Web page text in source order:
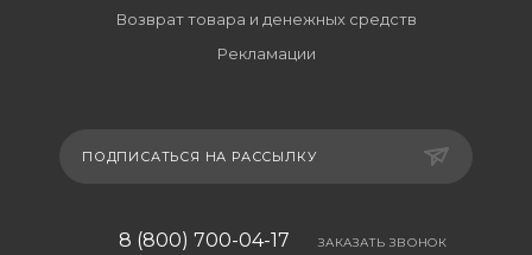
Возврат товара и денежных средств
Рекламации
ПОДПИСАТЬСЯ НА РАССЫЛКУ
8 (800) 700-04-17 ЗАКАЗАТЬ ЗВОНОК